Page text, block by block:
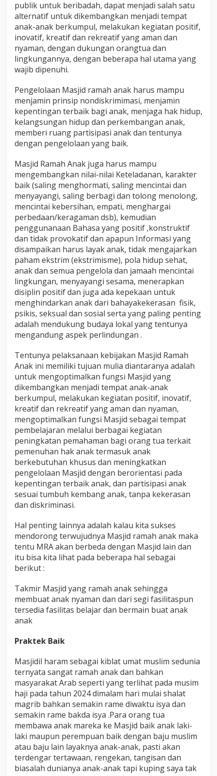
publik untuk beribadah, dapat menjadi salah satu
alternatif untuk dikembangkan menjadi tempat
anak-anak berkumpul, melakukan kegiatan positif,
inovatif, kreatif dan rekreatif yang aman dan
nyaman, dengan dukungan orangtua dan
lingkungannya, dengan beberapa hal utama yang
wajib dipenuhi.
Pengelolaan Masjid ramah anak harus mampu
menjamin prinsip nondiskrimimasi, menjamin
kepentingan terbaik bagi anak, menjaga hak hidup,
kelangsungan hidup dan perkembangan anak,
memberi ruang partisipasi anak dan tentunya
dengan pengelolaan yang baik.
Masjid Ramah Anak juga harus mampu
mengembangkan nilai-nilai Keteladanan, karakter
baik (saling menghormati, saling mencintai dan
menyayangi, saling berbagi dan tolong menolong,
mencintai kebersihan, empati, menghargai
perbedaan/keragaman dsb), kemudian
penggunanaan Bahasa yang positif ,konstruktif
dan tidak provokatif dan apapun Informasi yang
disampaikan harus layak anak, tidak mengajarkan
paham ekstrim (ekstrimisme), pola hidup sehat,
anak dan semua pengelola dan jamaah mencintai
lingkungan, menyayangi sesama, menerapkan
disiplin positif dan juga ada kepekaan untuk
menghindarkan anak dari bahayakekerasan fisik,
psikis, seksual dan sosial serta yang paling penting
adalah mendukung budaya lokal yang tentunya
mengandung aspek perlindungan .
Tentunya pelaksanaan kebijakan Masjid Ramah
Anak ini memiliki tujuan mulia diantaranya adalah
untuk mengoptimalkan fungsi Masjid yang
dikembangkan menjadi tempat anak-anak
berkumpul, melakukan kegiatan positif, inovatif,
kreatif dan rekreatif yang aman dan nyaman,
mengoptimalkan fungsi Masjid sebagai tempat
pembelajaran melalui berbagai kegiatan
peningkatan pemahaman bagi orang tua terkait
pemenuhan hak anak termasuk anak
berkebutuhan khusus dan meningkatkan
pengelolaan Masjid dengan berorientasi pada
kepentingan terbaik anak, dan partisipasi anak
sesuai tumbuh kembang anak, tanpa kekerasan
dan diskriminasi.
Hal penting lainnya adalah kalau kita sukses
mendorong terwujudnya Masjid ramah anak maka
tentu MRA akan berbeda dengan Masjid lain dan
itu bisa kita lihat pada beberapa hal sebagai
berikut :
Takmir Masjid yang ramah anak sehingga
membuat anak nyaman dan dari segi fasilitaspun
tersedia fasilitas belajar dan bermain buat anak
anak
Praktek Baik
Masjidil haram sebagai kiblat umat muslim sedunia
ternyata sangat ramah anak dan bahkan
masyarakat Arab seperti yang terlihat pada musim
haji pada tahun 2024 dimalam hari mulai shalat
magrib bahkan semakin rame diwaktu isya dan
semakin rame bakda isya .Para orang tua
membawa anak mareka ke Masjid baik anak laki-
laki maupun perempuan baik dengan baju muslim
atau baju lain layaknya anak-anak, pasti akan
terdengar tertawaan, rengekan, tangisan dan
biasalah dunianya anak-anak tapi kuping saya tak